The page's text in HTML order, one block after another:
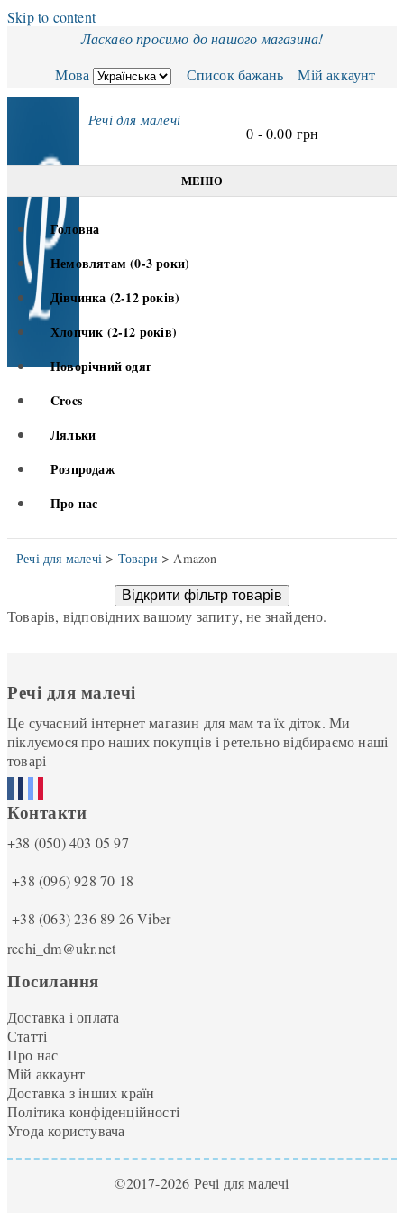
Skip to content
Ласкаво просимо до нашого магазина!
Мова
Список бажань Мій аккаунт
Речі для малечі
0 -0.00 грн
МЕНЮ
Головна
Немовлятам (0-3 роки)
Дівчинка (2-12 років)
Хлопчик (2-12 років)
Новорічний одяг
Crocs
Ляльки
Розпродаж
Про нас
Речі для малечі > Товари > Amazon
Відкрити фільтр товарів
Товарів, відповідних вашому запиту, не знайдено.
Речі для малечі
Це сучасний інтернет магазин для мам та їх діток. Ми
піклуємося про наших покупців і ретельно відбираємо наші
товарі
Контакти
+38 (050) 403 05 97
+38 (096) 928 70 18
+38 (063) 236 89 26Viber
rechi_dm@ukr.net
Посилання
Доставка і оплата
Статті
Про нас
Мій аккаунт
Доставка з інших країн
Політика конфіденційності
Угода користувача
©2017-2026 Речі для малечі